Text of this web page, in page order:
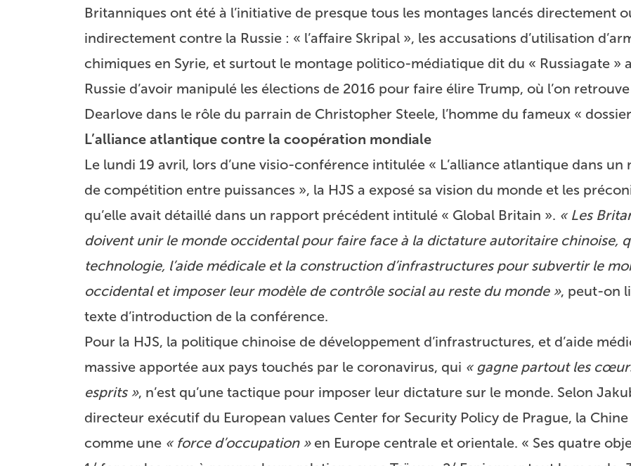
Britanniques ont été à l’initiative de presque tous les montages lancés directement
indirectement contre la Russie : « l’affaire Skripal », les accusations d’utilisation d’
chimiques en Syrie, et surtout le montage politico-médiatique dit du « Russiagate »
Russie d’avoir manipulé les élections de 2016 pour faire élire Trump, où l’on
Dearlove dans le rôle du parrain de Christopher Steele, l’homme du fameux «
L’alliance atlantique contre la coopération mondiale
Le lundi 19 avril, lors d’une visio-conférence intitulée « L’alliance atlantique dans un
de compétition entre puissances », la HJS a exposé sa vision du monde et les
qu’elle avait détaillé dans un rapport précédent intitulé « Global Britain ». « Les
doivent unir le monde occidental pour faire face à la dictature autoritaire chinoise,
technologie, l’aide médicale et la construction d’infrastructures pour subvertir le
occidental et imposer leur modèle de contrôle social au reste du monde », peut-on
texte d’introduction de la conférence.
Pour la HJS, la politique chinoise de développement d’infrastructures, et d’aide
massive apportée aux pays touchés par le coronavirus, qui « gagne partout les
esprits », n’est qu’une tactique pour imposer leur dictature sur le monde. Selon
directeur exécutif du European values Center for Security Policy de Prague, la
comme une « force d’occupation »en Europe centrale et orientale. « Ses quatre